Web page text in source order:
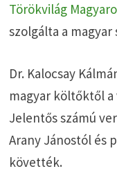
Törökvilág
szolgálta a magyar
Dr. Kalocsay
magyar költőktől
Jelentős számú
Arany Jánostól és
követték.